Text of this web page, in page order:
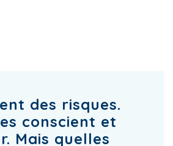
des risques.
conscient et
Mais quelles